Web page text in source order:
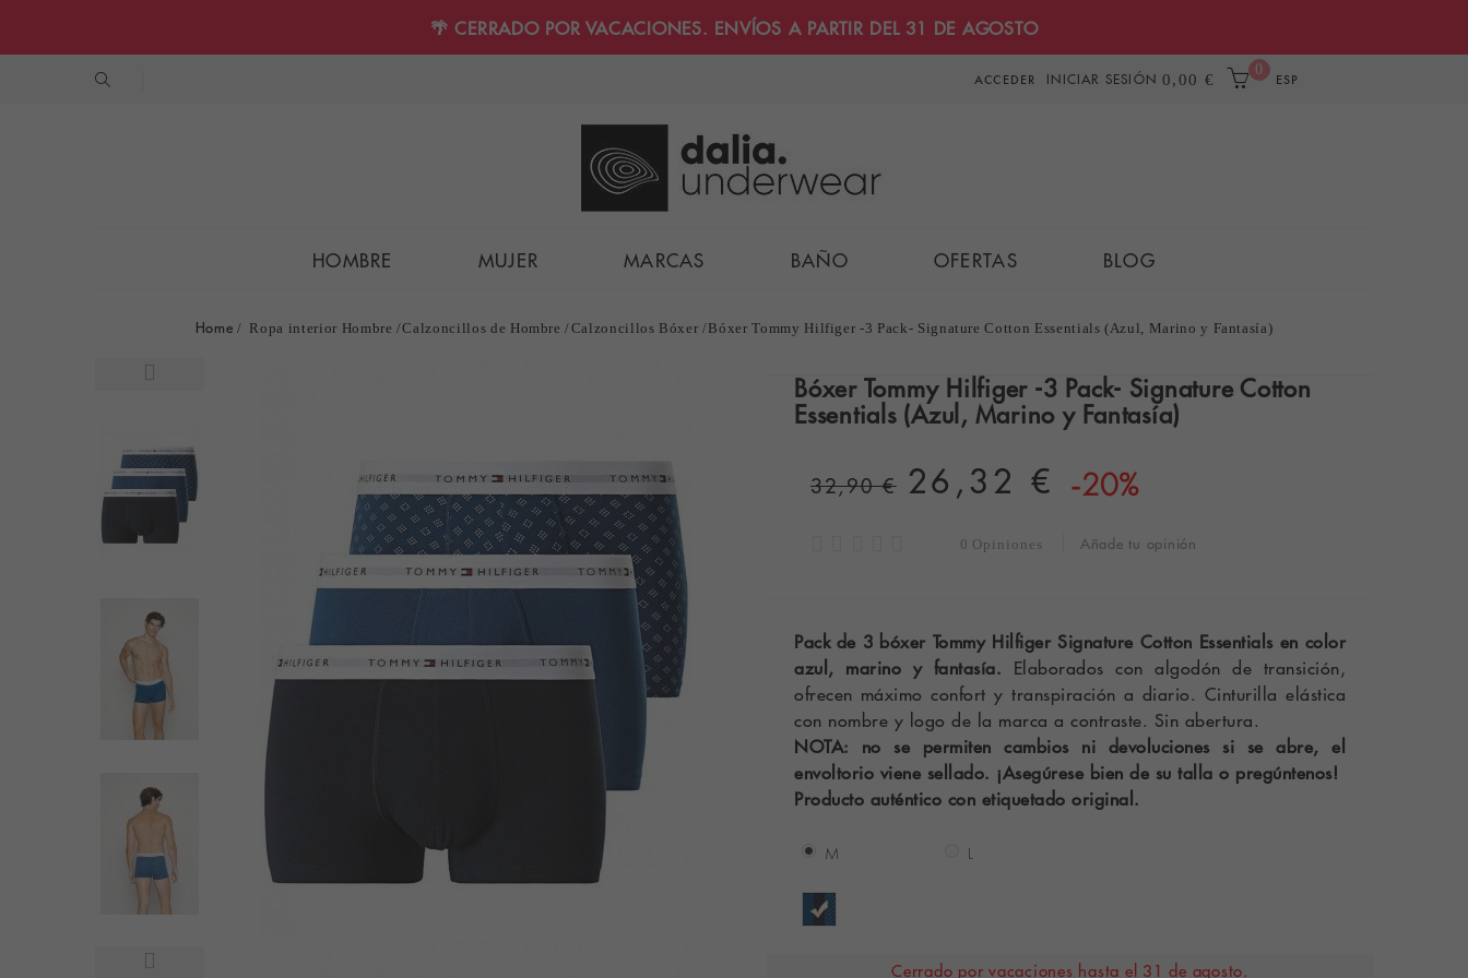
🌴 CERRADO POR VACACIONES. ENVÍOS A PARTIR DEL 31 DE AGOSTO
ACCEDER INICIAR SESIÓN 0,00 €
0
ESP
HOMBRE MUJER MARCAS BAÑO OFERTAS BLOG
Home Ropa interior Hombre Calzoncillos de Hombre Calzoncillos Bóxer Bóxer Tommy Hilfiger -3 Pack- Signature Cotton Essentials (Azul, Marino y Fantasía)
Bóxer Tommy Hilfiger -3 Pack- Signature Cotton
Essentials (Azul, Marino y Fantasía)
32,90 € 26,32 € -20%
0 Opiniones Añade tu opinión
Pack de 3 bóxer Tommy Hilfiger Signature Cotton Essentials en color
azul, marino y fantasía. Elaborados con algodón de transición,
ofrecen máximo confort y transpiración a diario. Cinturilla elástica
con nombre y logo de la marca a contraste. Sin abertura.
NOTA: no se permiten cambios ni devoluciones si se abre, el
envoltorio viene sellado. ¡Asegúrese bien de su talla o pregúntenos!
Producto auténtico con etiquetado original.
M L
Cerrado por vacaciones hasta el 31 de agosto.